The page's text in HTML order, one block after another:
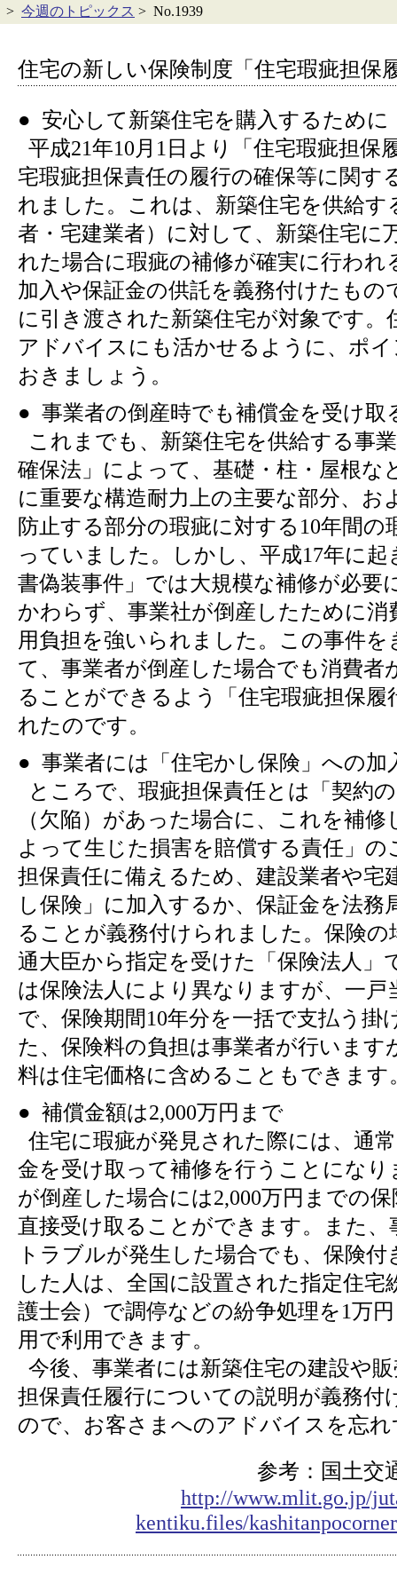
> 今週のトピックス > No.1939
住宅の新しい保険制度「住宅瑕疵担保
● 安心して新築住宅を購入するために
平成21年10月1日より「住宅瑕疵担保
宅瑕疵担保責任の履行の確保等に関す
れました。これは、新築住宅を供給す
者・宅建業者）に対して、新築住宅に
れた場合に瑕疵の補修が確実に行われ
加入や保証金の供託を義務付けたもの
に引き渡された新築住宅が対象です。
アドバイスにも活かせるように、ポ
おきましょう。
● 事業者の倒産時でも補償金を受け取
これまでも、新築住宅を供給する事
確保法」によって、基礎・柱・屋根な
に重要な構造耐力上の主要な部分、お
防止する部分の瑕疵に対する10年間の
っていました。しかし、平成17年に起
書偽装事件」では大規模な補修が必要
かわらず、事業社が倒産したために消
用負担を強いられました。この事件
て、事業者が倒産した場合でも消費者
ることができるよう「住宅瑕疵担保履
れたのです。
● 事業者には「住宅かし保険」への加
ところで、瑕疵担保責任とは「契約
（欠陥）があった場合に、これを補
よって生じた損害を賠償する責任」の
担保責任に備えるため、建設業者や宅
し保険」に加入するか、保証金を法務
ることが義務付けられました。保険の
通大臣から指定を受けた「保険法人」
は保険法人により異なりますが、一戸
で、保険期間10年分を一括で支払う掛
た、保険料の負担は事業者が行います
料は住宅価格に含めることもできます
● 補償金額は2,000万円まで
住宅に瑕疵が発見された際には、通
金を受け取って補修を行うことになり
が倒産した場合には2,000万円までの
直接受け取ることができます。また、
トラブルが発生した場合でも、保険付
した人は、全国に設置された指定住宅
護士会）で調停などの紛争処理を1万
用で利用できます。
今後、事業者には新築住宅の建設や
担保責任履行についての説明が義務付
ので、お客さまへのアドバイスを忘
参考：国土交
http://www.mlit.go.jp/
kentiku.files/